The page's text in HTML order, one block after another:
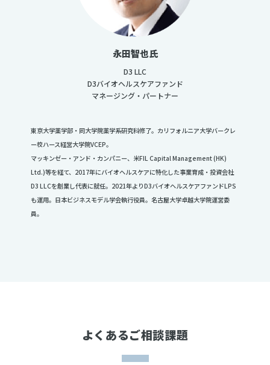
永田智也氏
D3 LLC
D3バイオヘルスケアファンド
マネージング・パートナー
東京大学薬学部・同大学院薬学系研究科修了。カリフォルニア大学バークレ
ー校ハース経営大学院VCEP。
マッキンゼー・アンド・カンパニー、米FIL Capital Management (HK)
Ltd.)等を経て、2017年にバイオヘルスケアに特化した事業育成・投資会社
D3 LLCを創業し代表に就任。2021年よりD3バイオヘルスケアファンドLPS
も運用。日本ビジネスモデル学会執行役員。名古屋大学卓越大学院運営委
員。
よくあるご相談課題